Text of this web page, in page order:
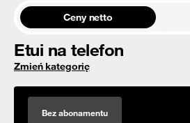
Ceny netto
Etui na telefon
Zmień kategorię
Bez abonamentu